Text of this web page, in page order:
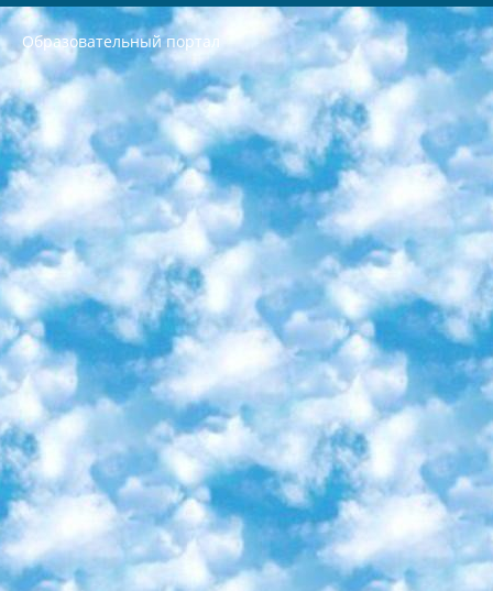
Образовательный портал
РЕСПУБЛИКА УЗБЕКИСТАН МИНИСТРЕРСТВО ДОШКОЛЬНОГО И ШКОЛЬНОГО ОБРАЗОВАНИЯ КОМАНДА в общеобразовательных учреждениях в 2023-2024 учебном году организация и проведение итоговой государственной аттестации обучающихся о Министра дошкольного и школьного образования Республики Узбекистан от 4 марта 2008 года (постановлением Минюста от 20 марта 2008 года № 1778 государственной регистрации) «Итоговое состояние учащихся общего среднего образования на основании положения об утверждении положения об аттестации общего среднего образования выпускной экзамен студентов в образовательных учреждениях в 2023-2024 учебном году В целях организации и прохождения аттестации приказываю: 1. Следующее: перечень предметов, по которым будет проводиться итоговая государственная аттестация и экзамен формы перевода согласно приложению 1; сертификаты международного образца, оценивающие уровень владения иностранными языками перечень согласно приложению 2; 2. Педагогический при специализированных образовательных учреждениях. научно-практический центр квалификации и международной оценки (Д.Давидова) 2024 г. До 25 марта: задания по предметам, по которым будет проводиться итоговая аттестация разработка и утверждение технических условий; итоговая аттестация на основании разработанного предметного задания разработка вопросов по предметам (устно и письменно), экзамен передача; общеобразовательные средние школы и специальные учебные заведения учащиеся выпускных классов школ и интернатов в агентской системе подготовка базы данных экзаменационных материалов и критериев оценки; перевод базы экзаменационных материалов на все языки обучения подать в Республиканский образовательный центр для изготовления; варианты экзаменов на основе разработанных контрольных материалов пусть будут поставлены задачи формирования. 3. Республиканский образовательный центр (Ш.Худайкулов) до 5 апреля 2024 года. до: база данных предоставленных экзаменационных материалов на все языки обучения перевод и экспертиза; для слепых, слабовидящих, глухих, слабослышащих и умственно отсталых детей учащиеся выпускных классов специализированных школ и школ-интернатов база данных экзаменационных материалов на всех преподаваемых языках подготовка критериев оценки; специализированные школы для умственно отсталых детей и технологии для учащихся выпускных классов школ-интернатов разработка соответствующих рекомендаций и критериев проведения ЕГЭ по естествознанию давать задания. 4. Педагогический при специализированных образовательных учреждениях. Научно-практический центр навыков и международной оценки (Д.Давидова), Республика образовательный центр (Худайкулов Ш.) итоговый государственный аттестационный экзамен ориентирован на творческое и логическое мышление при подготовке базы материалов учитывать введение заданий. 5. Следует отметить, что: сертификат государственного образца о знании общеобразовательного предмета и как минимум национальный уровень B1 по предметам на иностранных языках, указанным в Приложении 2. или международно признанный сертификат эквивалентного уровня студенты, изучающие определенный предмет, освобождаются от экзамена; по соответствующим предметам запланирована итоговая государственная аттестация за день до дня, путем жеребьевки Рабочей группой (в письменной форме по предметам, проводимым в форме) из числа сформированных вариантов выбрано 2 варианта; 2 выбранных варианта экзамена анонсированы на официальном сайте министерства и все выпускники по всей стране на основе этих вариантов проводит итоговую государственную аттестацию. 6. Государственное образование учащихся средних общеобразовательных учреждений. знания в соответствии с квалификационными требованиями, которые необходимо приобрести на основании стандартов итоговый (выпускной) контроль для 9 и 11 классов в целях тестирования Экзамены (далее – экзамены) состоят из предметов, перечисленных в приложении 1. будет сделано. 7. Экзамены пройдут с 26 мая по 15 июня 2024 г. (кроме науки физического воспитания). 8. Физическая для учащихся 9 классов общесредних образовательных учреждений. Экзамены по предмету «Образование, квалификация медицина» 1-6 мая 2024 года. сотрудники перевести под присмотр (с отклонениями в физическом или умственном развитии) специализированная школа для детей, школы-интернаты и со сколиозом школы-интернаты санаторного типа для больных детей исключены). 9. Он был слепым, слабовидящим и имел нарушения опорно-двигательного аппарата. экзамены в специализированных школах и интернатах для детей должны проводиться исходя из требований, предъявляемых к общеобразовательным учреждениям (физкультура кроме науки). 10. Специализированная школа для глухих и слабослышащих детей. и экзамены в интернатах и быть реализован в виде письменного теста по математике. 11. Специальность для умственно отсталых детей. Для 9 класса Родной язык и литературное письмо Государственный язык (язык обучения – узбекский). для неклассов) написано Математическое письмо Письменная/устная история Узбекистана Физическое воспитание практично Итоговый контроль Для 11 класса Написание родного языка и литературы (эссе) Математическое письмо Узбекский язык (обучение на узбекском языке) не посещающее общее среднее образование для учреждений)/Образовательное учреждение выбор письменный и устный Иностранный язык письменный/устный Письменная/устная история Узбекистана *По выбору студента:  Химия  Физика  Основы государственного права  География 10 бесплатных образовательных ресурсов - Мы составили подборку онлайн-проектов с интерактивными упражнениями, видеолекциями и статьями. Они помогут вам обрести новые и освежить старые знания бесплатно. 1. «ИНТУИТ» Старейшая образовательная площадка Рунета. Здесь вы найдёте сотни текстовых и видеокурсов на десятки различных тем — от программирования до психологии. Многие курсы подготовлены российскими университетами и крупными международными компаниями вроде Intel и Microsoft. Самостоятельное обучение бесплатное, но желающие могут оплатить услуги персональных наставников. 2. «Смартия» знакомит с актуальными профессиями и подсказывает, как им обучаться. Выбрав заинтересовавшую вас специальность — SMM-специалист, фотограф, веб-дизайнер или другую, — увидите список необходимых для неё умений. Чтобы вы могли освоить их самостоятельно, для каждого умения площадка отображает подборку ссылок на учебные материалы. Хотя «Смартия» ориентируется на русскоязычную аудиторию, часть контента всё же доступна только на английском. 3. «Лекторий Физтеха» Проект Московского физико-технического института (Физтеха). С его помощью вы можете смотреть онлайн серии лекций, записанные на видео в этом вузе. В числе доступных предметов — физика, биология, химия, информационные технологии и другие. К некоторым лекциям администрация ресурса прилагает готовые конспекты, которые можно скачивать в PDF-формате. 4. ITMOcourses Онлайн-площадка Санкт-Петербургского национального исследовательского университета информационных технологий, механики и оптики (ИТМО). Ресурс предоставляет свободный доступ к курсам, разработанным в этом вузе. Каталог материалов разбит на четыре категории: «Оптические системы и технологии», «Приборостроение и робототехника», «Информационные технологии» и «Биотехнологии». Курсы состоят из видеолекций, интерактивных демонстраций и заданий. 5. «КиберЛенинка» Электронная научная библиотека открытого доступа. Каталог площадки регулярно обрастает текстами статей из различных научных изданий. Сгруппированные по журналам и рубрикам публикации можно читать онлайн или скачивать целиком в PDF-формате. Проект нацелен на популяризацию науки за счёт открытого доступа к качественной информации. 6. «ПостНаука» На этом ресурсе публикуют подборки видеолекций, составленные экспертами из разных отраслей и объединённые общими темами. Среди них, к примеру, есть серии «Биоинформатика и геномика», «Культура средневековой Скандинавии» и Cinema Studies о теории кино. Каждая подборка лекций — логически связанная история, рассказанная экспертом от первого лица. Кроме того, на сайте появляются научно-образовательные статьи и тесты на разные темы. 7. «Newочём» Команда проекта «Newочём» отбирает самые интересные тексты из англоязычных СМИ и переводит те из них, за которые голосуют участники сообщества «ВКонтакте». По большей части это научно-популярные статьи. Редакторы придумывают лишь заголовки, в остальном содержание переводов соответствует оригиналам. Полные тексты можно читать прямо в социальной сети. 8. InternetUrok Онлайн-база материалов по основным дисциплинам школьной программы. Информация на сайте структурирована по классам, предметам и темам (урокам). Каждый урок состоит из видеолекций и конспектов. Есть также интерактивные тренажёры и тесты для закрепления пройденного материала. Даже если вы давно окончили школу, возможность повторить программу старших классов всегда может пригодиться. 9. Edutainme Ещё один ресурс об образовании. В отличие от Newtonew, как мне кажется, Edutainme больше ориентируется на представителей индустрии: педагогов, предпринимателей, разработчиков образовательных проектов. Но и любой, кто просто стремится к саморазвитию, найдёт на сайте много полезного и интересного для себя. Например, информацию о новых курсах и образовательных сервисах. 10. Newtonew Онлайн-медиа об образовании и обучении в широком смысле. Авторы Newtonew пишут об инструментах, заведениях, тактиках и стратегиях, которые помогают учить других и получать новые знания самостоятельно. На этой площадке вы найдёте новости, обзоры, аналитические мат